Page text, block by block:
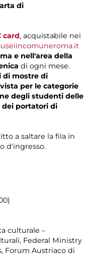
di
card, acquistabile nei
e nell'area della
di ogni mese.
di mostre di
per le categorie
degli studenti delle
dei portatori di
a saltare la fila in
d'ingresso.
culturale –
Federal Ministry
Forum Austriaco di